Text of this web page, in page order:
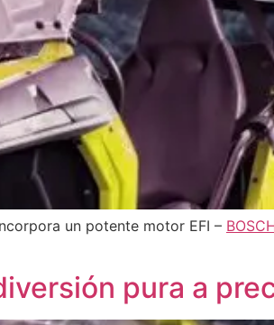
un potente motor EFI –
pura a